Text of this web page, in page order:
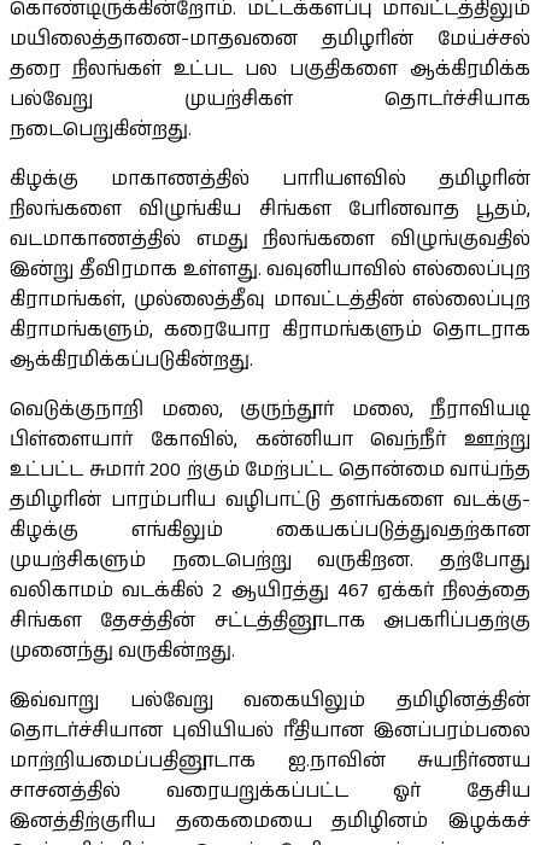
கொண்டிருக்கின்றோம். மட்டக்களப்பு மாவட்டத்திலும்
மயிலைத்தானை-மாதவனை தமிழரின் மேய்ச்சல்
தரை நிலங்கள் உட்பட பல பகுதிகளை ஆக்கிரமிக்க
பல்வேறு முயற்சிகள் தொடர்ச்சியாக
நடைபெறுகின்றது.
கிழக்கு மாகாணத்தில் பாரியளவில் தமிழரின்
நிலங்களை விழுங்கிய சிங்கள பேரினவாத பூதம்,
வடமாகாணத்தில் எமது நிலங்களை விழுங்குவதில்
இன்று தீவிரமாக உள்ளது. வவுனியாவில் எல்லைப்புற
கிராமங்கள், முல்லைத்தீவு மாவட்டத்தின் எல்லைப்புற
கிராமங்களும், கரையோர கிராமங்களும் தொடராக
ஆக்கிரமிக்கப்படுகின்றது.
வெடுக்குநாறி மலை, குருந்தூர் மலை, நீராவியடி
பிள்ளையார் கோவில், கன்னியா வெந்நீர் ஊற்று
உட்பட்ட சுமார் 200 ற்கும் மேற்பட்ட தொன்மை வாய்ந்த
தமிழரின் பாரம்பரிய வழிபாட்டு தளங்களை வடக்கு-
கிழக்கு எங்கிலும் கையகப்படுத்துவதற்கான
முயற்சிகளும் நடைபெற்று வருகிறன. தற்போது
வலிகாமம் வடக்கில் 2 ஆயிரத்து 467 ஏக்கர் நிலத்தை
சிங்கள தேசத்தின் சட்டத்தினூடாக அபகரிப்பதற்கு
முனைந்து வருகின்றது.
இவ்வாறு பல்வேறு வகையிலும் தமிழினத்தின்
தொடர்ச்சியான புவியியல் ரீதியான இனப்பரம்பலை
மாற்றியமைப்பதினூடாக ஐ.நாவின் சுயநிர்ணய
சாசனத்தில் வரையறுக்கப்பட்ட ஓர் தேசிய
இனத்திற்குரிய தகைமையை தமிழினம் இழக்கச்